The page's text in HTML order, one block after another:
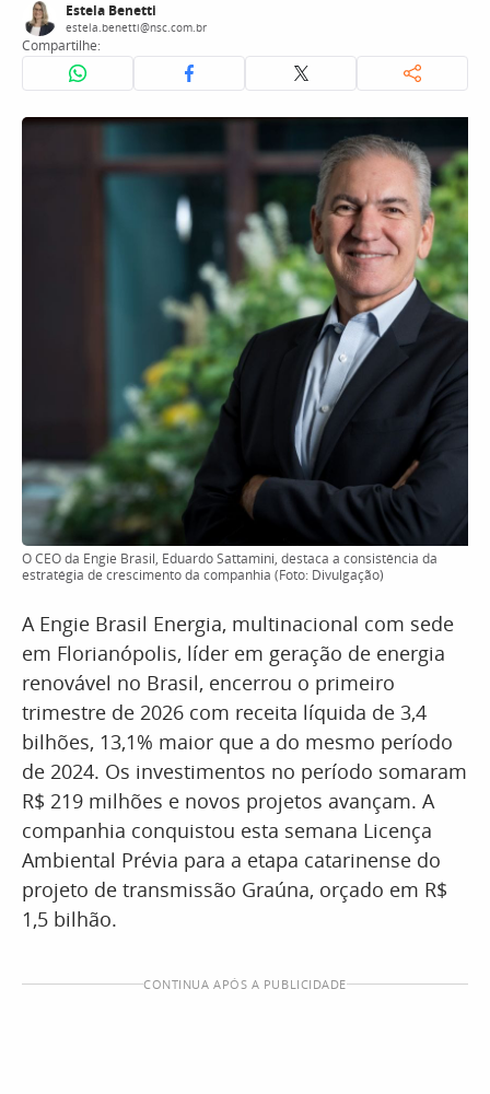
Estela Benetti
estela.benetti@nsc.com.br
Compartilhe:
O CEO da Engie Brasil, Eduardo Sattamini, destaca a consistência da
estratégia de crescimento da companhia (Foto: Divulgação)
A Engie Brasil Energia, multinacional com sede
em Florianópolis, líder em geração de energia
renovável no Brasil, encerrou o primeiro
trimestre de 2026 com receita líquida de 3,4
bilhões, 13,1% maior que a do mesmo período
de 2024. Os investimentos no período somaram
R$ 219 milhões e novos projetos avançam. A
companhia conquistou esta semana Licença
Ambiental Prévia para a etapa catarinense do
projeto de transmissão Graúna, orçado em R$
1,5 bilhão.
CONTINUA APÓS A PUBLICIDADE